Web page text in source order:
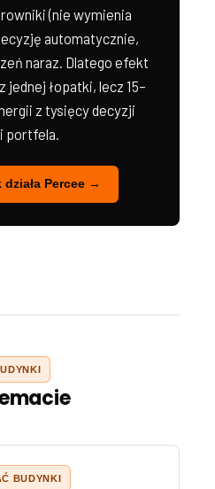
(nie wymienia
automatycznie,
naraz. Dlatego efekt
jednej łopatki, lecz 15–
z tysięcy decyzji
portfela.
Percee →
BUDYNKI